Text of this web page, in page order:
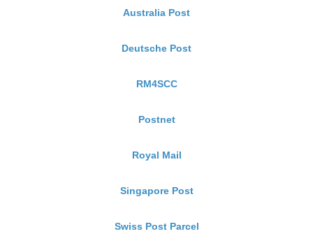
Australia Post
Deutsche Post
RM4SCC
Postnet
Royal Mail
Singapore Post
Swiss Post Parcel